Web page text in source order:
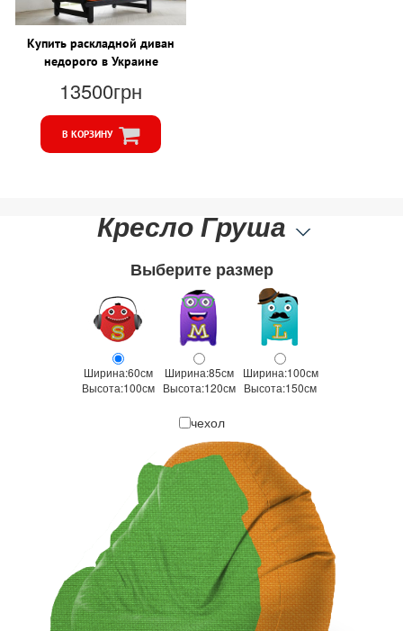
Купить раскладной диван
недорого в Украине
13500грн
В КОРЗИНУ
Кресло Груша
Выберите размер
Ширина:60см
Высота:100см
Ширина:85см
Высота:120см
Ширина:100см
Высота:150см
чехол